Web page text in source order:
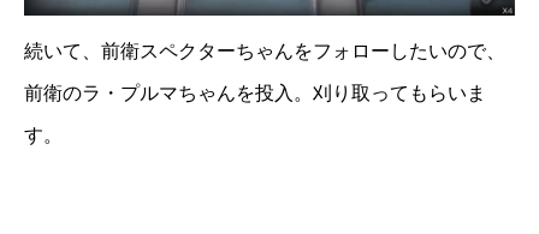
続いて、前衛スペクターちゃんをフォローしたいので、
前衛のラ・プルマちゃんを投入。刈り取ってもらいま
す。